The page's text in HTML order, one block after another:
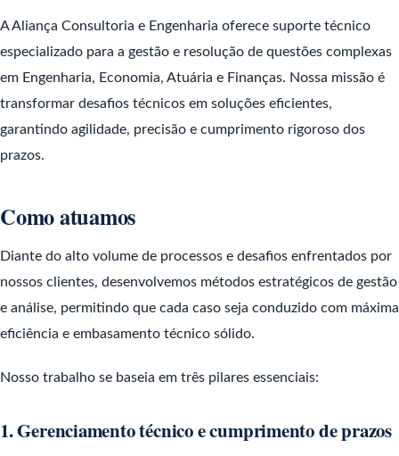
A Aliança Consultoria e Engenharia oferece suporte técnico
especializado para a gestão e resolução de questões complexas
em Engenharia, Economia, Atuária e Finanças. Nossa missão é
transformar desafios técnicos em soluções eficientes,
garantindo agilidade, precisão e cumprimento rigoroso dos
prazos.
Como atuamos
Diante do alto volume de processos e desafios enfrentados por
nossos clientes, desenvolvemos métodos estratégicos de gestão
e análise, permitindo que cada caso seja conduzido com máxima
eficiência e embasamento técnico sólido.
Nosso trabalho se baseia em três pilares essenciais:
1. Gerenciamento técnico e cumprimento de prazos